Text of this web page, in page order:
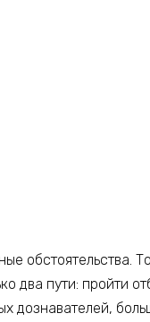
обстоятельства.
два пути: пройти
дознавателей,